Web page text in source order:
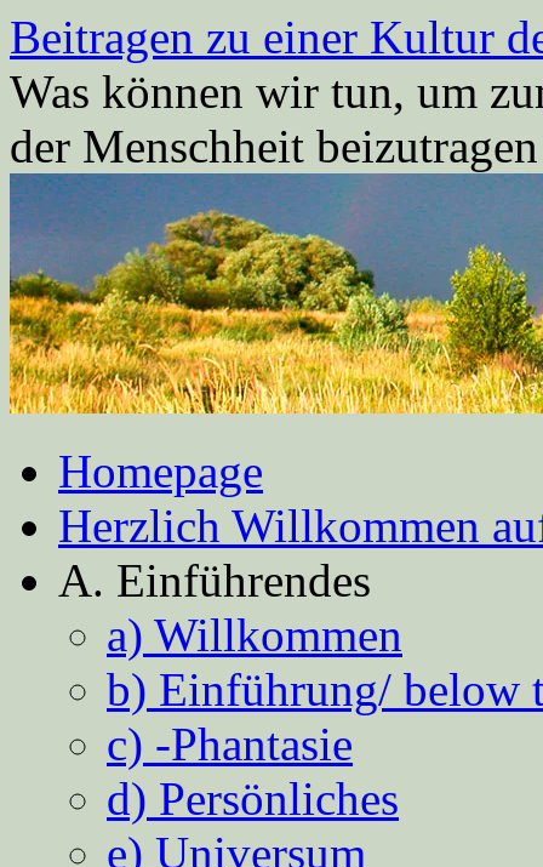
Zum
Inhalt
springen
Beitragen zu einer Kultur
Was können wir tun, um
der Menschheit
Homepage
Herzlich Willkommen
A. Einführendes
a) Willkommen
b) Einführung/ below
c) -Phantasie
d) Persönliches
e) Universum